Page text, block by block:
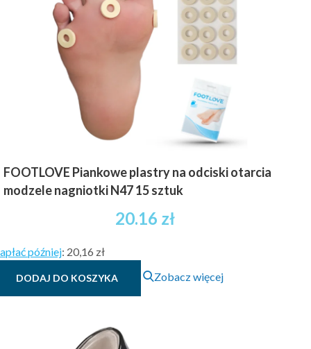
FOOTLOVE Piankowe plastry na odciski otarcia
modzele nagniotki N47 15 sztuk
20.16 zł
później: 20,16 zł
DODAJ DO KOSZYKA Zobacz więcej